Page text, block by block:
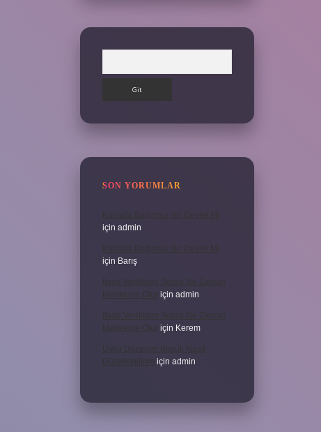
SON YORUMLAR
Kanada Bağımsız Bir Devlet Mi
için admin
Kanada Bağımsız Bir Devlet Mi
için Barış
Ifade Verdikten Sonra Ne Zaman
Mahkeme Olur için admin
Ifade Verdikten Sonra Ne Zaman
Mahkeme Olur için Kerem
Uyku Düzenim Bozuk Nasıl
Düzeltebilirim
için admin